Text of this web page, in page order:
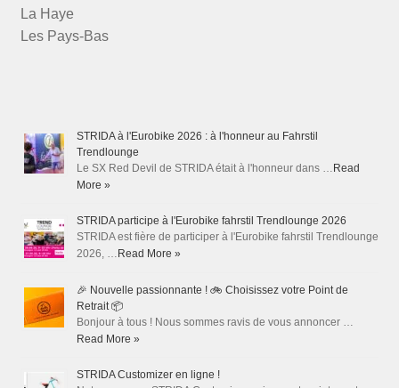
La Haye
Les Pays-Bas
STRIDA à l'Eurobike 2026 : à l'honneur au Fahrstil
Trendlounge
Le SX Red Devil de STRIDA était à l'honneur dans … Read
More »
STRIDA participe à l'Eurobike fahrstil Trendlounge 2026
STRIDA est fière de participer à l'Eurobike fahrstil Trendlounge
2026, … Read More »
🎉 Nouvelle passionnante ! 🚲 Choisissez votre Point de
Retrait 📦
Bonjour à tous ! Nous sommes ravis de vous annoncer …
Read More »
STRIDA Customizer en ligne !